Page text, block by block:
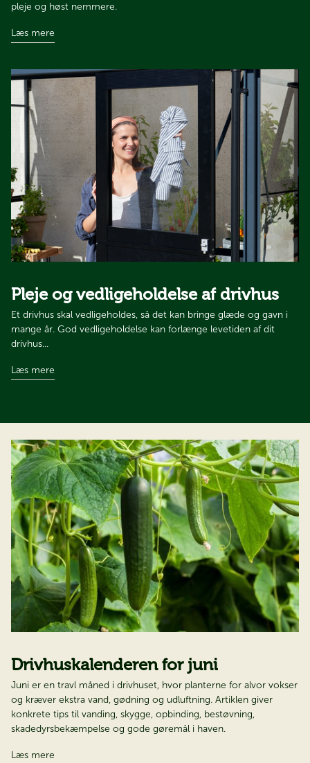
pleje og høst nemmere.​​​​​​​
Læs mere
Pleje og vedligeholdelse af drivhus​​​​​​​
Et drivhus skal vedligeholdes, så det kan bringe glæde og gavn i
mange år. God vedligeholdelse kan forlænge levetiden af dit
drivhus...
Læs mere
Drivhuskalenderen for juni​​​​​​
Juni er en travl måned i drivhuset, hvor planterne for alvor vokser
og kræver ekstra vand, gødning og udluftning. Artiklen giver
konkrete tips til vanding, skygge, opbinding, bestøvning,
skadedyrsbekæmpelse og gode gøremål i haven.​​​​​​​
Læs mere